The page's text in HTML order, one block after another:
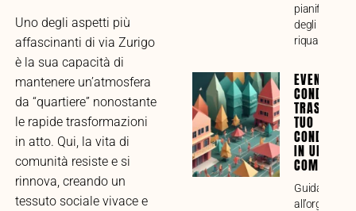
Uno degli aspetti più
affascinanti di via Zurigo
è la sua capacità di
mantenere un’atmosfera
da “quartiere” nonostante
le rapide trasformazioni
in atto. Qui, la vita di
comunità resiste e si
rinnova, creando un
tessuto sociale vivace e
degli
EVENTI
TUO
IN UNA
COMUNITÀ
Guida